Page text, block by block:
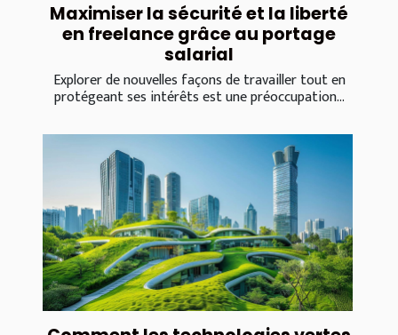
Maximiser la sécurité et la liberté
en freelance grâce au portage
salarial
Explorer de nouvelles façons de travailler tout en
protégeant ses intérêts est une préoccupation...